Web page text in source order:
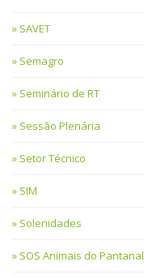
SAVET
Semagro
Seminário de RT
Sessão Plenária
Setor Técnico
SIM
Solenidades
SOS Animais do Pantanal